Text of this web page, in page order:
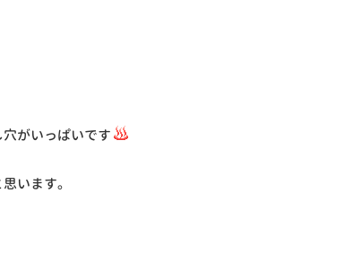
がいっぱいです
います。